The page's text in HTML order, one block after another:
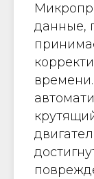
данные,